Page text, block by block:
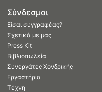
Σύνδεσμοι
Είσαι συγγραφέας?
Σχετικά με μας
Press Kit
Βιβλιοπωλεία
Συνεργάτες Χονδρικής
Εργαστήρια
Τέχνη